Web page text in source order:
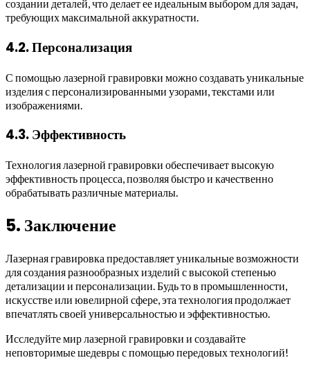
создании деталей, что делает ее идеальным выбором для задач,
требующих максимальной аккуратности.
4.2. Персонализация
С помощью лазерной гравировки можно создавать уникальные
изделия с персонализированными узорами, текстами или
изображениями.
4.3. Эффективность
Технология лазерной гравировки обеспечивает высокую
эффективность процесса, позволяя быстро и качественно
обрабатывать различные материалы.
5. Заключение
Лазерная гравировка предоставляет уникальные возможности
для создания разнообразных изделий с высокой степенью
детализации и персонализации. Будь то в промышленности,
искусстве или ювелирной сфере, эта технология продолжает
впечатлять своей универсальностью и эффективностью.
Исследуйте мир лазерной гравировки и создавайте
неповторимые шедевры с помощью передовых технологий!